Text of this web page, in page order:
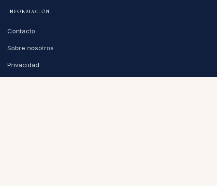
INFORMACIÓN
Contacto
Sobre nosotros
Privacidad